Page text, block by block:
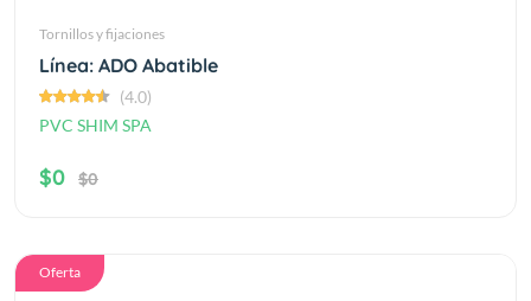
Tornillos y fijaciones
Línea: ADO Abatible
(4.0)
PVC SHIM SPA
$0 $0
Oferta